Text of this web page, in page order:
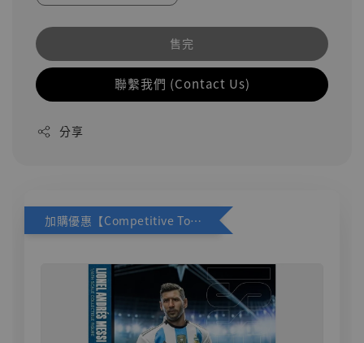
售完
聯繫我們 (Contact Us)
分享
加購優惠【Competitive Toys 梅西 [CM001]】